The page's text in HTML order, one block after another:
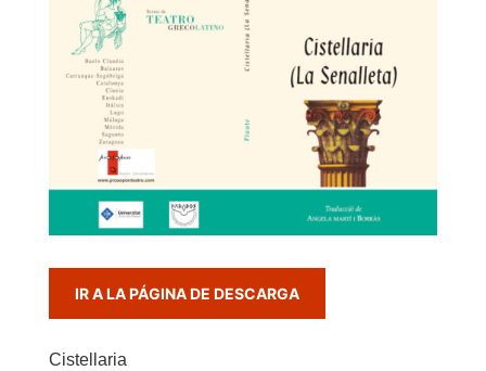
IR A LA PÁGINA DE DESCARGA
Cistellaria